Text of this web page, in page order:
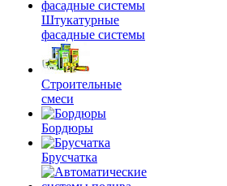
Штукатурные
фасадные системы
Строительные
смеси
Бордюры
Брусчатка